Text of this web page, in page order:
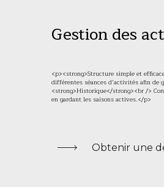
Gestion des
<p><strong>Structure simple et
différentes séances d’activités afin
<strong>Historique</strong><br />
en gardant les saisons actives.</p>
Obtenir une